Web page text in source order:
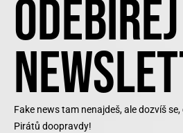
Fake news tam nenajdeš, ale dozvíš
Pirátů doopravdy!